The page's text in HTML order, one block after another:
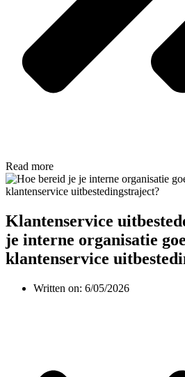
Read more
Klantenservice
je interne organisatie
klantenservice
Written on: 6/05/2026